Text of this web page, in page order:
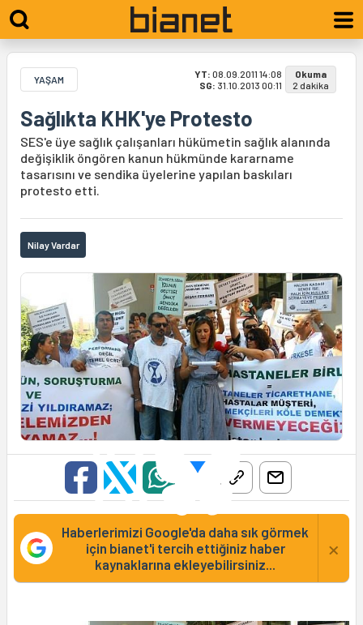
YAŞAM YT: 08.09.2011 14:08
SG: 31.10.2013 00:11
Okuma
2 dakika
Sağlıkta KHK'ye Protesto
SES'e üye sağlık çalışanları hükümetin sağlık alanında
değişiklik öngören kanun hükmünde kararname
tasarısını ve sendika üyelerine yapılan baskıları
protesto etti.
Nilay Vardar
Haberlerimizi Google'da daha sık görmek
için bianet'i tercih ettiğiniz haber
kaynaklarına ekleyebilirsiniz...
×